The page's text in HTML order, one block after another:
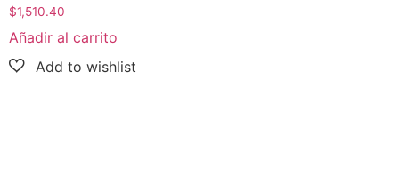
$1,510.40
Añadir al carrito